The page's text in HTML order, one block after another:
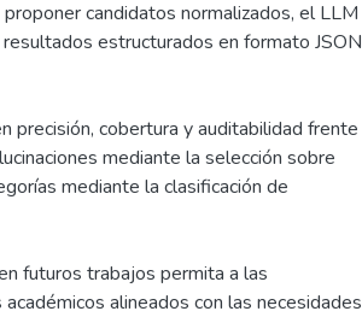
candidatos normalizados, el LLM
estructurados en formato JSON
precisión, cobertura y auditabilidad frente
mediante la selección sobre
mediante la clasificación de
futuros trabajos permita a las
alineados con las necesidades